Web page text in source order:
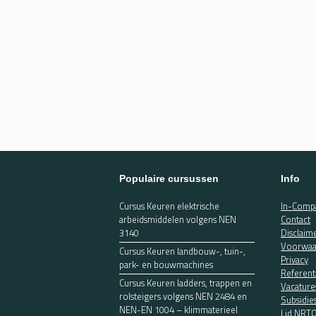
Populaire cursussen
Cursus Keuren elektrische
arbeidsmiddelen volgens NEN
3140
Cursus Keuren landbouw-, tuin-,
park- en bouwmachines
Cursus Keuren ladders, trappen en
rolsteigers volgens NEN 2484 en
NEN-EN 1004 – klimmaterieel
Info
In-
Contact
Privacy
Lid NRTO